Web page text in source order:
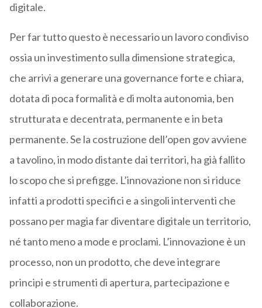
digitale.
Per far tutto questo è necessario un lavoro condiviso
ossia un investimento sulla dimensione strategica,
che arrivi a generare una governance forte e chiara,
dotata di poca formalità e di molta autonomia, ben
strutturata e decentrata, permanente e in beta
permanente. Se la costruzione dell’open gov avviene
a tavolino, in modo distante dai territori, ha già fallito
lo scopo che si prefigge. L’innovazione non si riduce
infatti a prodotti specifici e a singoli interventi che
possano per magia far diventare digitale un territorio,
né tanto meno a mode e proclami. L’innovazione è un
processo, non un prodotto, che deve integrare
principi e strumenti di apertura, partecipazione e
collaborazione.